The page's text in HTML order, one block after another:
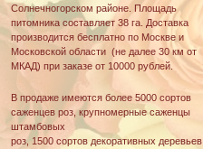
Солнечногорском районе. Площадь
питомника составляет 38 га. Доставка
производится бесплатно по Москве и
Московской области (не далее 30 км от
МКАД) при заказе от 10000 рублей.
В продаже имеются более 5000 сортов
саженцев роз, крупномерные саженцы
штамбовых
роз, 1500 сортов декоративных деревьев